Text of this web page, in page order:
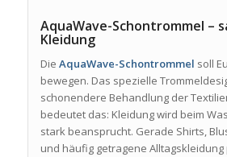
AquaWave-Schontrommel –
Kleidung
Die AquaWave-Schontrommel soll
bewegen. Das spezielle
schonendere Behandlung der
bedeutet das: Kleidung wird beim
stark beansprucht. Gerade Shirts,
und häufig getragene